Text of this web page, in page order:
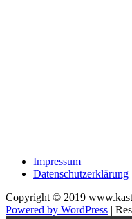
Impressum
Datenschutzerklärung
Copyright © 2019
Powered by WordPress |